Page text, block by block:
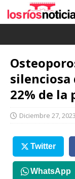
silenciosa
22% de la
Diciembre 27, 2023
Twitter
WhatsApp